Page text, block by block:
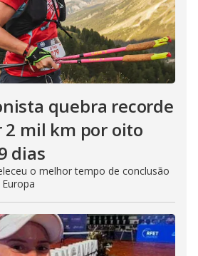
quebra recorde
2 mil km por oito
dias
o melhor tempo de conclusão